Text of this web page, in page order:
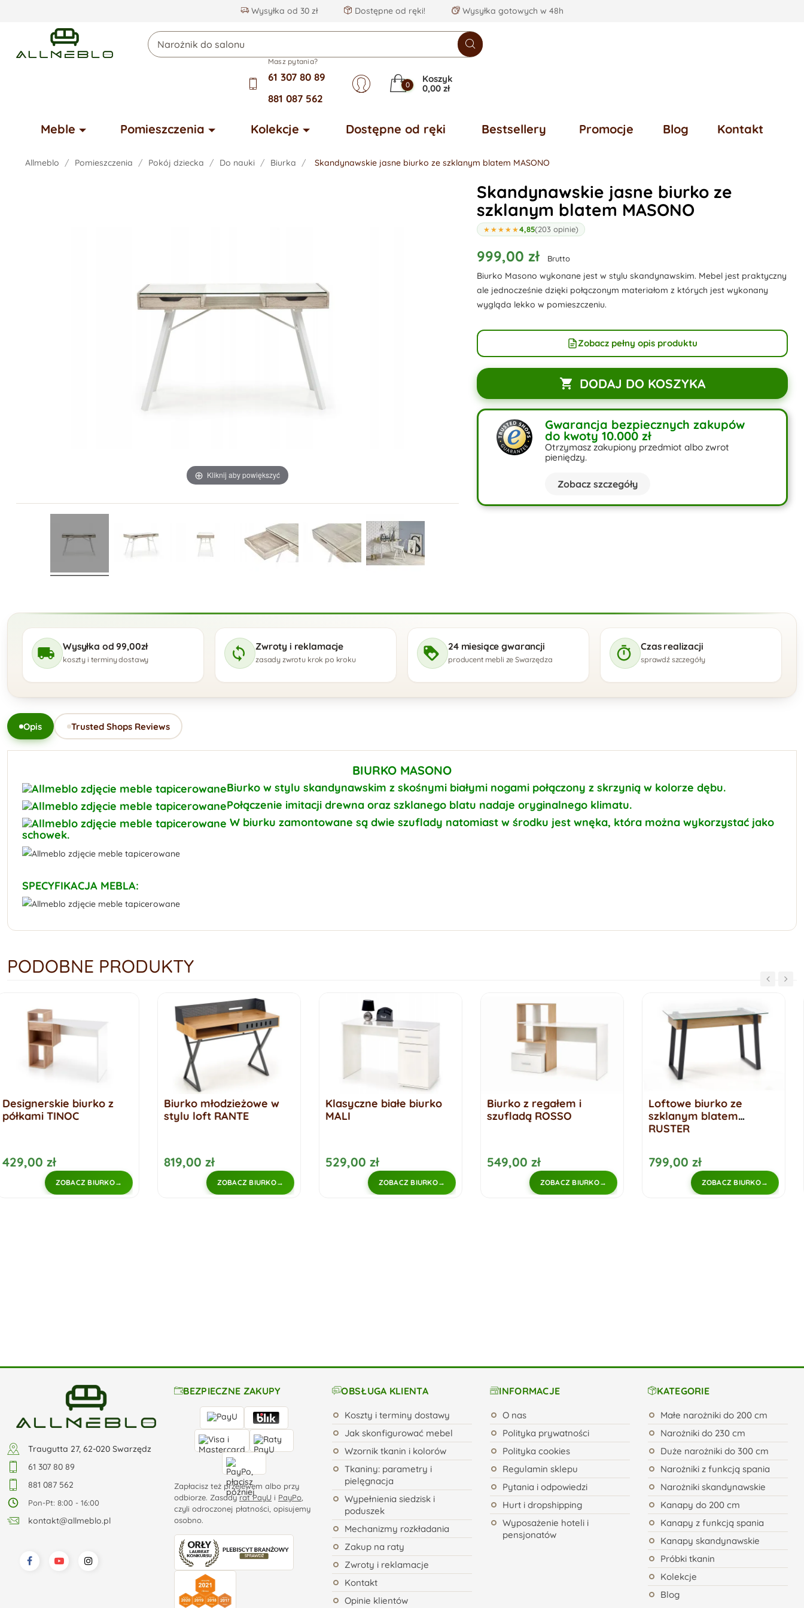
Wysyłka od 30 zł Dostępne od ręki! Wysyłka gotowych w 48h
Masz pytania?
61 307 80 89
881 087 562
0
Koszyk
0,00 zł
Meble Pomieszczenia Kolekcje Dostępne od ręki Bestsellery Promocje Blog Kontakt
Allmeblo Pomieszczenia Pokój dziecka Do nauki Biurka Skandynawskie jasne biurko ze szklanym blatem MASONO
Kliknij aby powiększyć
Skandynawskie jasne biurko ze
szklanym blatem MASONO
★★★★★4,85(203 opinie)
999,00 zł Brutto
Biurko Masono wykonane jest w stylu skandynawskim. Mebel jest praktyczny
ale jednocześnie dzięki połączonym materiałom z których jest wykonany
wygląda lekko w pomieszczeniu.
Zobacz pełny opis produktu
 DODAJ DO KOSZYKA
Gwarancja bezpiecznych zakupów
do kwoty 10.000 zł
Otrzymasz zakupiony przedmiot albo zwrot
pieniędzy.
Zobacz szczegóły
Wysyłka od 99,00zł
koszty i terminy dostawy
Zwroty i reklamacje
zasady zwrotu krok po kroku
24 miesiące gwarancji
producent mebli ze Swarzędza
Czas realizacji
sprawdź szczegóły
Opis Trusted Shops Reviews
BIURKO MASONO
Biurko w stylu skandynawskim z skośnymi białymi nogami połączony z skrzynią w kolorze dębu.
Połączenie imitacji drewna oraz szklanego blatu nadaje oryginalnego klimatu.
W biurku zamontowane są dwie szuflady natomiast w środku jest wnęka, która można wykorzystać jako
schowek.
SPECYFIKACJA MEBLA:
PODOBNE PRODUKTY
Biurko młodzieżowe w
stylu loft RANTE
819,00 zł
ZOBACZ BIURKO
Klasyczne białe biurko
MALI
529,00 zł
ZOBACZ BIURKO
Biurko z regałem i
szufladą ROSSO
549,00 zł
ZOBACZ BIURKO
Loftowe biurko ze
szklanym blatem
799,00 zł
ZOBACZ BIURKO
Skandynawskie biurko z
półkami NOFI
399,00 zł
ZOBACZ BIURKO
Traugutta 27, 62-020 Swarzędz
61 307 80 89
881 087 562
Pon-Pt: 8:00 - 16:00
kontakt@allmeblo.pl
BEZPIECZNE ZAKUPY
Zapłacisz też przelewem albo przy
odbiorze. Zasadyrat PayU i PayPo
czyli odroczonej płatności, opisujemy
osobno.
OBSŁUGA KLIENTA
Koszty i terminy dostawy
Jak skonfigurować mebel
Wzornik tkanin i kolorów
Tkaniny: parametry i
pielęgnacja
Wypełnienia siedzisk i
poduszek
Mechanizmy rozkładania
Zakup na raty
Zwroty i reklamacje
Kontakt
Opinie klientów
INFORMACJE
O nas
Polityka prywatności
Polityka cookies
Regulamin sklepu
Pytania i odpowiedzi
Hurt i dropshipping
Wyposażenie hoteli i
pensjonatów
KATEGORIE
Małe narożniki do 200 cm
Narożniki do 230 cm
Duże narożniki do 300 cm
Narożniki z funkcją spania
Narożniki skandynawskie
Kanapy do 200 cm
Kanapy z funkcją spania
Kanapy skandynawskie
Próbki tkanin
Kolekcje
Blog